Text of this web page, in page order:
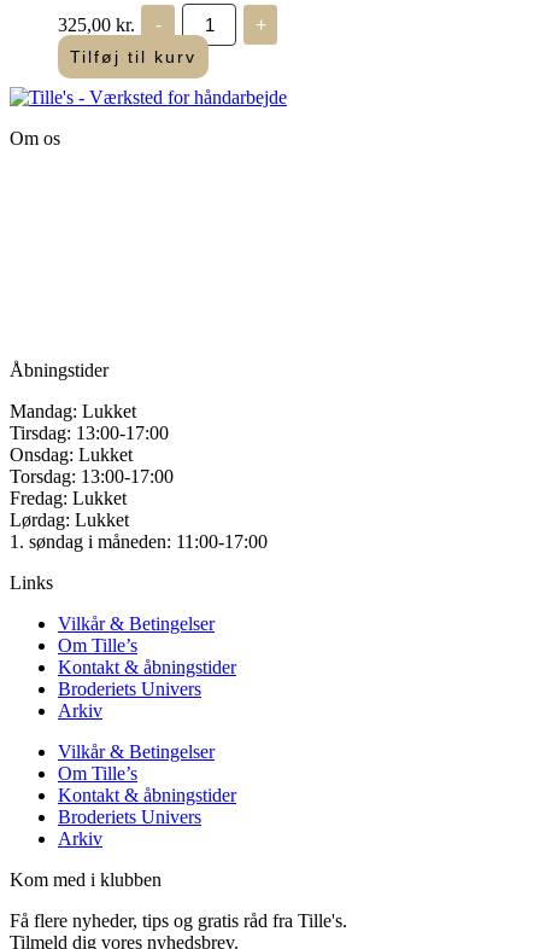
Mulighederne
kan
vælges
på
varesiden
325,00 kr. -
Tulip
Gavesæt
antal
+
Tilføj til kurv
Om os
Åbningstider
Mandag: Lukket
Tirsdag: 13:00-17:00
Onsdag: Lukket
Torsdag: 13:00-17:00
Fredag: Lukket
Lørdag: Lukket
1. søndag i måneden: 11:00-17:00
Links
Vilkår & Betingelser
Om Tille’s
Kontakt & åbningstider
Broderiets Univers
Arkiv
Vilkår & Betingelser
Om Tille’s
Kontakt & åbningstider
Broderiets Univers
Arkiv
Kom med i klubben
Få flere nyheder, tips og gratis råd fra Tille's.
Tilmeld dig vores nyhedsbrev.